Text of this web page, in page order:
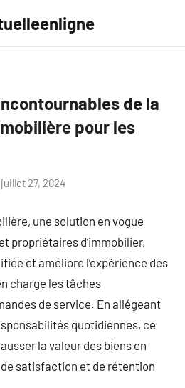
de la
pour les
juillet 27, 2024
une solution en vogue
propriétaires d’immobilier,
et améliore l’expérience des
charge les tâches
de service. En allégeant
quotidiennes, ce
la valeur des biens en
satisfaction et de rétention